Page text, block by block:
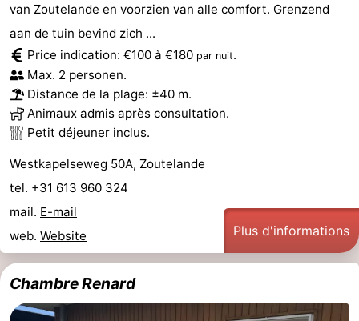
van Zoutelande en voorzien van alle comfort. Grenzend
aan de tuin bevind zich ...
Price indication: €100 à €180 par nuit.
Max. 2 personen.
Distance de la plage: ±40 m.
Animaux admis après consultation.
Petit déjeuner inclus.
Westkapelseweg 50A, Zoutelande
tel. +31 613 960 324
mail. E-mail
web. Website Plus d'informations
Chambre Renard